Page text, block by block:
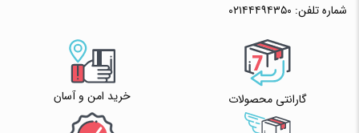
شماره تلفن: ۰۲۱۴۴۴۹۴۳۵۰
گارانتی محصولات خرید امن و آسان